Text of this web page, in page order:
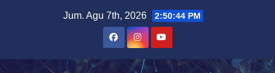
Jum. Agu 7th, 2026 2:50:44 PM